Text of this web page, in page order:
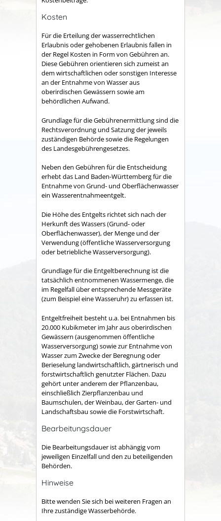
Kosten
Für die Erteilung der wasserrechtlichen
Erlaubnis oder gehobenen Erlaubnis fallen in
der Regel Kosten in Form von Gebühren an.
DieseGebühren orientieren sich zumeist an
dem wirtschaftlichen oder sonstigen Interesse
an der Entnahme von Wasser aus
oberirdischen Gewässern sowie am
behördlichen Aufwand.
Grundlage für die Gebührenermittlung sind die
Rechtsverordnung und Satzung der jeweils
zuständigen Behörde sowie die Regelungen
des Landesgebührengesetzes.
Neben den Gebühren für die Entscheidung
erhebtdas Land Baden-Württembergfür die
Entnahmevon Grund- und Oberflächenwasser
ein Wasserentnahmeentgelt.
Die Höhe des Entgelts richtet sich nach der
Herkunft des Wassers (Grund- oder
Oberflächenwasser), der Menge und der
Verwendung (öffentliche Wasserversorgung
oder betriebliche Wasserversorgung).
Grundlage für die Entgeltberechnung ist die
tatsächlich entnommenen Wassermenge, die
im Regelfall über entsprechende Messgeräte
(zum Beispiel eine Wasseruhr) zu erfassen ist.
Entgeltfreiheit besteht u.a. bei Entnahmen bis
20.000 Kubikmeter im Jahr aus oberirdischen
Gewässern (ausgenommen öffentliche
Wasserversorgung) sowie zur Entnahme von
Wasser zum Zwecke der Beregnung oder
Berieselung landwirtschaftlich, gärtnerisch und
forstwirtschaftlich genutzter Flächen. Dazu
gehört unter anderem der Pflanzenbau,
einschließlich Zierpflanzenbau und
Baumschulen, der Weinbau, der Garten- und
Landschaftsbau sowie die Forstwirtschaft.
Bearbeitungsdauer
Die Bearbeitungsdauer ist abhängig vom
jeweiligen Einzelfall und den zu beteiligenden
Behörden.
Hinweise
Bitte wenden Sie sich bei weiteren Fragen an
Ihre zuständige Wasserbehörde.